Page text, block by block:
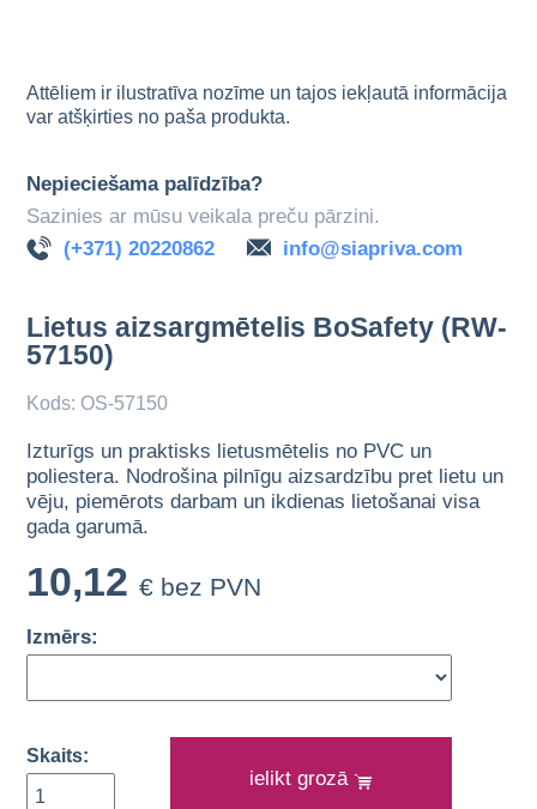
Attēliem ir ilustratīva nozīme un tajos iekļautā informācija
var atšķirties no paša produkta.
Nepieciešama palīdzība?
Sazinies ar mūsu veikala preču pārzini.
(+371) 20220862
info@siapriva.com
Lietus aizsargmētelis BoSafety (RW-
57150)
Kods: OS-57150
Izturīgs un praktisks lietusmētelis no PVC un
poliestera. Nodrošina pilnīgu aizsardzību pret lietu un
vēju, piemērots darbam un ikdienas lietošanai visa
gada garumā.
10,12 € bez PVN
Izmērs:
Skaits:
ielikt grozā